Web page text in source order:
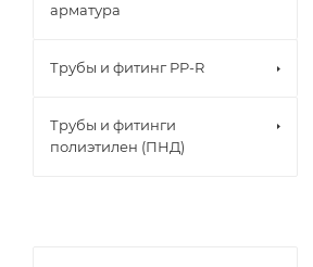
арматура
Трубы и фитинг PP-R
Трубы и фитинги
полиэтилен (ПНД)